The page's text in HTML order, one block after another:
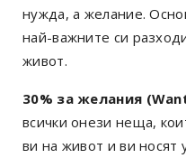
нужда, а желание.
най-важните си
живот.
30% за желания
всички онези неща,
ви на живот и ви носят